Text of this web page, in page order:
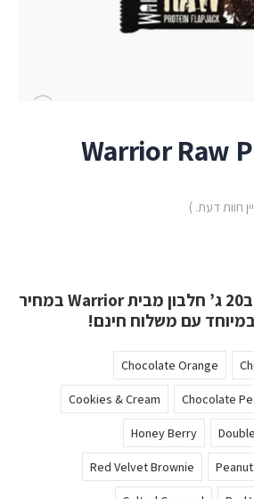
Warrior Raw
חוות דעת. )
30 חטיפים עשירים ב20 ג’ חלבון מבית Warrior במחיר
עם משלוח חינם!
Chocolate Orange
Chocolate
Cookies & Cream
Honey Berry
Red Velvet Brownie